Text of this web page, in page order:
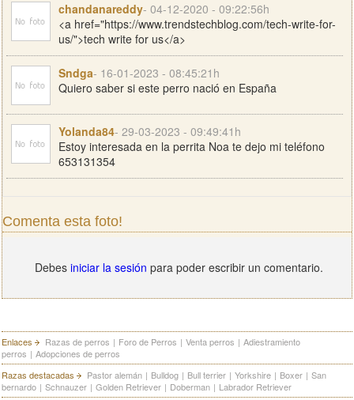
chandanareddy- 04-12-2020 - 09:22:56h
<a href="https://www.trendstechblog.com/tech-write-for-
us/">tech write for us</a>
Sndga- 16-01-2023 - 08:45:21h
Quiero saber si este perro nació en España
Yolanda84- 29-03-2023 - 09:49:41h
Estoy interesada en la perrita Noa te dejo mi teléfono
653131354
Comenta esta foto!
Debes iniciar la sesión para poder escribir un comentario.
Enlaces Razas de perros | Foro de Perros | Venta perros | Adiestramiento
perros | Adopciones de perros
Razas destacadas
Pastor alemán | Bulldog | Bull terrier | Yorkshire | Boxer | San
bernardo | Schnauzer | Golden Retriever | Doberman | Labrador Retriever